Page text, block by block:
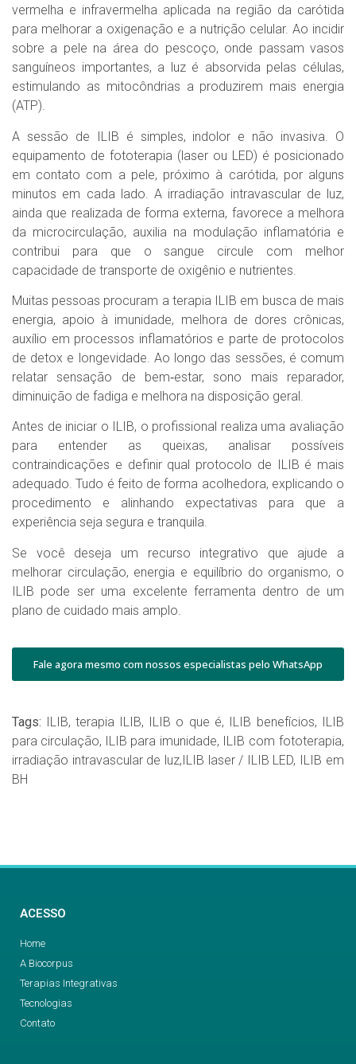
vermelha e infravermelha aplicada na região da carótida
para melhorar a oxigenação e a nutrição celular. Ao incidir
sobre a pele na área do pescoço, onde passam vasos
sanguíneos importantes, a luz é absorvida pelas células,
estimulando as mitocôndrias a produzirem mais energia
(ATP).
A sessão de ILIB é simples, indolor e não invasiva. O
equipamento de fototerapia (laser ou LED) é posicionado
em contato com a pele, próximo à carótida, por alguns
minutos em cada lado. A irradiação intravascular de luz,
ainda que realizada de forma externa, favorece a melhora
da microcirculação, auxilia na modulação inflamatória e
contribui para que o sangue circule com melhor
capacidade de transporte de oxigênio e nutrientes.
Muitas pessoas procuram a terapia ILIB em busca de mais
energia, apoio à imunidade, melhora de dores crônicas,
auxílio em processos inflamatórios e parte de protocolos
de detox e longevidade. Ao longo das sessões, é comum
relatar sensação de bem‑estar, sono mais reparador,
diminuição de fadiga e melhora na disposição geral.
Antes de iniciar o ILIB, o profissional realiza uma avaliação
para entender as queixas, analisar possíveis
contraindicações e definir qual protocolo de ILIB é mais
adequado. Tudo é feito de forma acolhedora, explicando o
procedimento e alinhando expectativas para que a
experiência seja segura e tranquila.
Se você deseja um recurso integrativo que ajude a
melhorar circulação, energia e equilíbrio do organismo, o
ILIB pode ser uma excelente ferramenta dentro de um
plano de cuidado mais amplo.
Fale agora mesmo com nossos especialistas pelo WhatsApp
Tags: ILIB, terapia ILIB, ILIB o que é, ILIB benefícios,
ILIB
para circulação,
ILIB para imunidade,
ILIB com fototerapia,
irradiação intravascular de luz, ILIB laser / ILIB LED,
ILIB em
BH
ACESSO
Home
A Biocorpus
Terapias Integrativas
Tecnologias
Contato